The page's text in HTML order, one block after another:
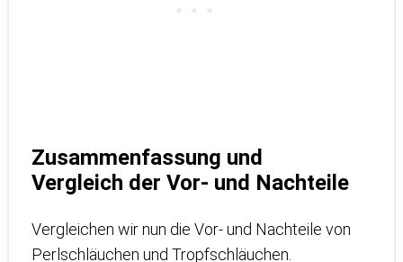
Zusammenfassung und
Vergleich der Vor- und Nachteile
Vergleichen wir nun die Vor- und Nachteile von
Perlschläuchen und Tropfschläuchen.